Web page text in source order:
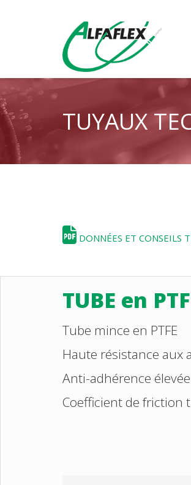
TUYAUX
DONNÉES ET CONSEILS
TUBE en
Tube mince en PTFE
Haute résistance aux
Anti-adhérence
Coefficient de friction